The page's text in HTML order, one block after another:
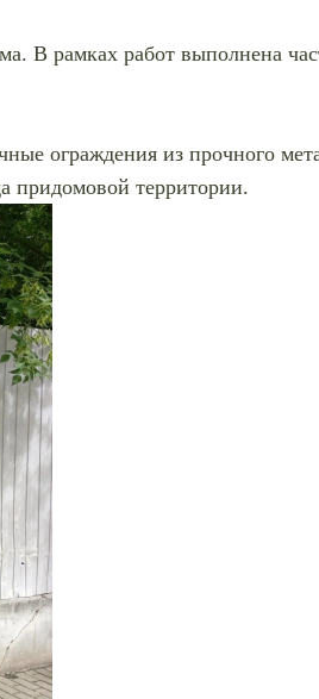
В рамках работ выполнена
ограждения из прочного
придомовой территории.